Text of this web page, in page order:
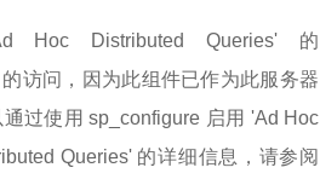
Distributed Queries' 的
访问，因为此组件已作为此服务器
过使用 sp_configure 启用 'Ad Hoc
Queries' 的详细信息，请参阅